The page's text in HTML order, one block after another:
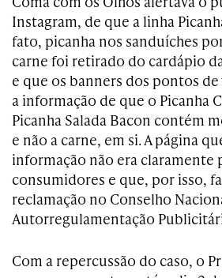
Instagram, de que a linha
fato, picanha nos sanduíches
carne foi retirado do cardápio
e que os banners dos pontos
a informação de que o Picanha
Picanha Salada Bacon contém
e não a carne, em si. A página
informação não era claramente
consumidores e que, por isso,
reclamação no Conselho
Autorregulamentação
Com a repercussão do caso, o